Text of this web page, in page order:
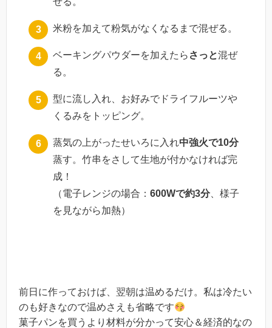
米粉を加えて粉気がなくなるまで混ぜる。
ベーキングパウダーを加えたら さっと混ぜ
る。
型に流し入れ、お好みでドライフルーツや
くるみをトッピング。
蒸気の上がったせいろに入れ中強火で10分
蒸す。竹串をさして生地が付かなければ完
成！
（電子レンジの場合： 600Wで約3分、様子
を見ながら加熱）
前日に作っておけば、翌朝は温めるだけ。私は冷たい
のも好きなので温めさえも省略です
菓子パンを買うより材料が分かって安心＆経済的なの